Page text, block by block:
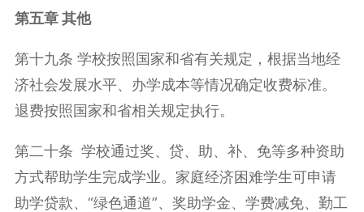
第五章 其他
第十九条 学校按照国家和省有关规定，根据当地经
济社会发展水平、办学成本等情况确定收费标准。
退费按照国家和省相关规定执行。
第二十条 学校通过奖、贷、助、补、免等多种资助
方式帮助学生完成学业。家庭经济困难学生可申请
助学贷款、“绿色通道”、奖助学金、学费减免、勤工